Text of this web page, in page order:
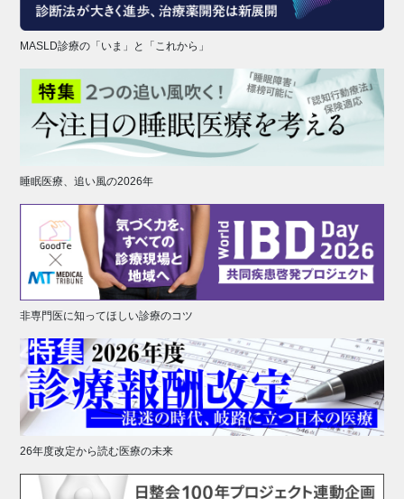
MASLD診療の「いま」と「これから」
睡眠医療、追い風の2026年
非専門医に知ってほしい診療のコツ
26年度改定から読む医療の未来